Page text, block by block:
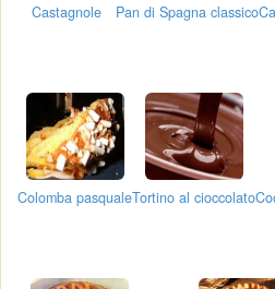
Castagnole Pan di Spagna classico
Colomba pasqualeTortino al cioccolato